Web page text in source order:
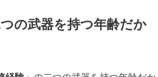
の武器を持つ年齢だか